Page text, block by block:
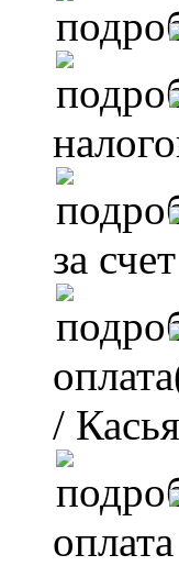
за
/